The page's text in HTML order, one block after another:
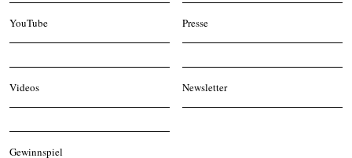
YouTube Presse
Videos Newsletter
Gewinnspiel